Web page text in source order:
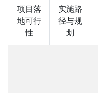
项目落
地可行
性
实施路
径与规
划